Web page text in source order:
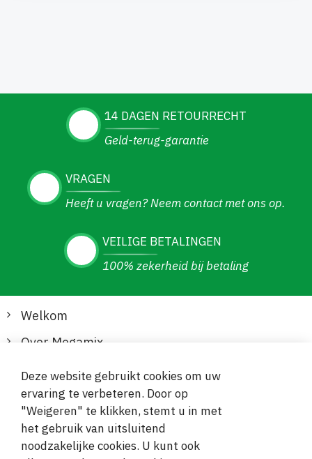
14 DAGEN RETOURRECHT
Geld-terug-garantie
VRAGEN
Heeft u vragen? Neem contact met ons op.
VEILIGE BETALINGEN
100% zekerheid bij betaling
Welkom
Over Megamix
Informatie
Klantenservice
Veilige en gemakkelijke betalingen
Deze website gebruikt cookies om uw
ervaring te verbeteren. Door op
"Weigeren" te klikken, stemt u in met
het gebruik van uitsluitend
noodzakelijke cookies. U kunt ook